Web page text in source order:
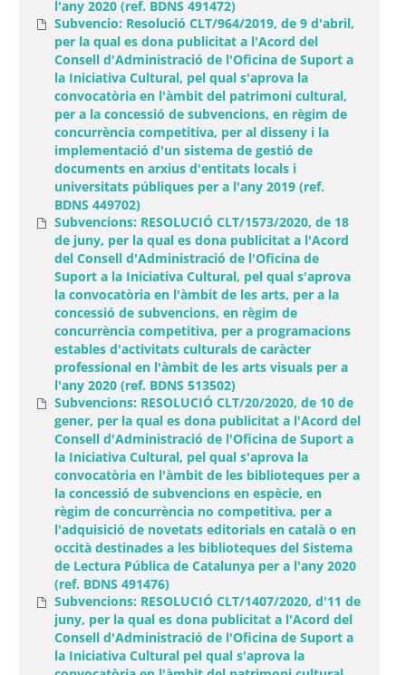
l'any 2020 (ref. BDNS 491472)
Subvencio: Resolució CLT/964/2019, de 9 d'abril,
per la qual es dona publicitat a l'Acord del
Consell d'Administració de l'Oficina de Suport a
la Iniciativa Cultural, pel qual s'aprova la
convocatòria en l'àmbit del patrimoni cultural,
per a la concessió de subvencions, en règim de
concurrència competitiva, per al disseny i la
implementació d'un sistema de gestió de
documents en arxius d'entitats locals i
universitats públiques per a l'any 2019 (ref.
BDNS 449702)
Subvencions: RESOLUCIÓ CLT/1573/2020, de 18
de juny, per la qual es dona publicitat a l'Acord
del Consell d'Administració de l'Oficina de
Suport a la Iniciativa Cultural, pel qual s'aprova
la convocatòria en l'àmbit de les arts, per a la
concessió de subvencions, en règim de
concurrència competitiva, per a programacions
estables d'activitats culturals de caràcter
professional en l'àmbit de les arts visuals per a
l'any 2020 (ref. BDNS 513502)
Subvencions: RESOLUCIÓ CLT/20/2020, de 10 de
gener, per la qual es dona publicitat a l'Acord del
Consell d'Administració de l'Oficina de Suport a
la Iniciativa Cultural, pel qual s'aprova la
convocatòria en l'àmbit de les biblioteques per a
la concessió de subvencions en espècie, en
règim de concurrència no competitiva, per a
l'adquisició de novetats editorials en català o en
occità destinades a les biblioteques del Sistema
de Lectura Pública de Catalunya per a l'any 2020
(ref. BDNS 491476)
Subvencions: RESOLUCIÓ CLT/1407/2020, d'11 de
juny, per la qual es dona publicitat a l'Acord del
Consell d'Administració de l'Oficina de Suport a
la Iniciativa Cultural pel qual s'aprova la